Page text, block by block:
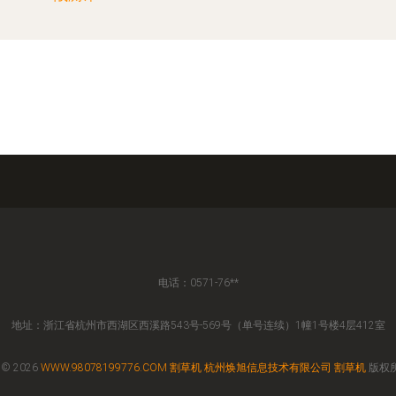
电话：0571-76**
地址：浙江省杭州市西湖区西溪路543号-569号（单号连续）1幢1号楼4层412室
© 2026 WWW.98078199776.COM 割草机 杭州焕旭信息技术有限公司 割草机版权